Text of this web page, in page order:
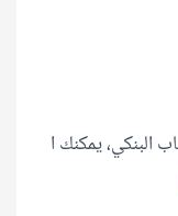
يمكنك ا